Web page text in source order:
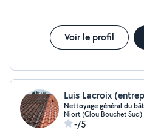
Voir le profil
Luis Lacroix
Nettoyage général du
Niort (Clou Bouchet Sud)
-/5